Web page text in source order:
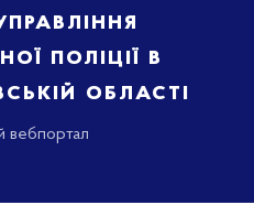
поліції в
області
вебпортал